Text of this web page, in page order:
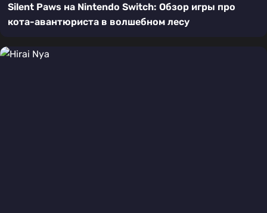
Silent Paws на Nintendo Switch: Обзор игры про
кота-авантюриста в волшебном лесу